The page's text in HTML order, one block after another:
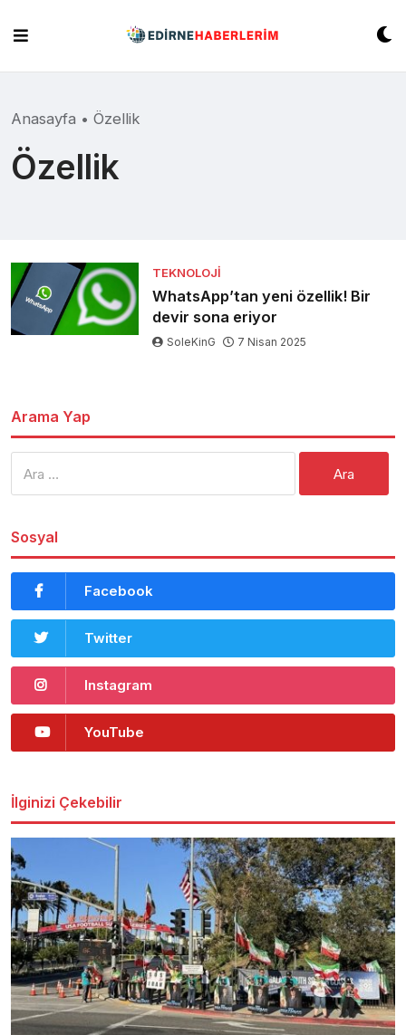
content
Anasayfa • Özellik
Özellik
TEKNOLOJI
WhatsApp’tan yeni özellik! Bir
devir sona eriyor
SoleKinG 7 Nisan 2025
Arama Yap
Sosyal
Facebook
Twitter
Instagram
YouTube
İlginizi Çekebilir